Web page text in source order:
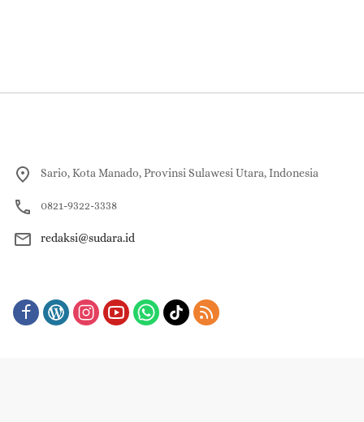
Sario, Kota Manado, Provinsi Sulawesi Utara, Indonesia
0821-9322-3338
redaksi@sudara.id